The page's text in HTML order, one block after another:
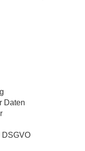
Daten
DSGVO